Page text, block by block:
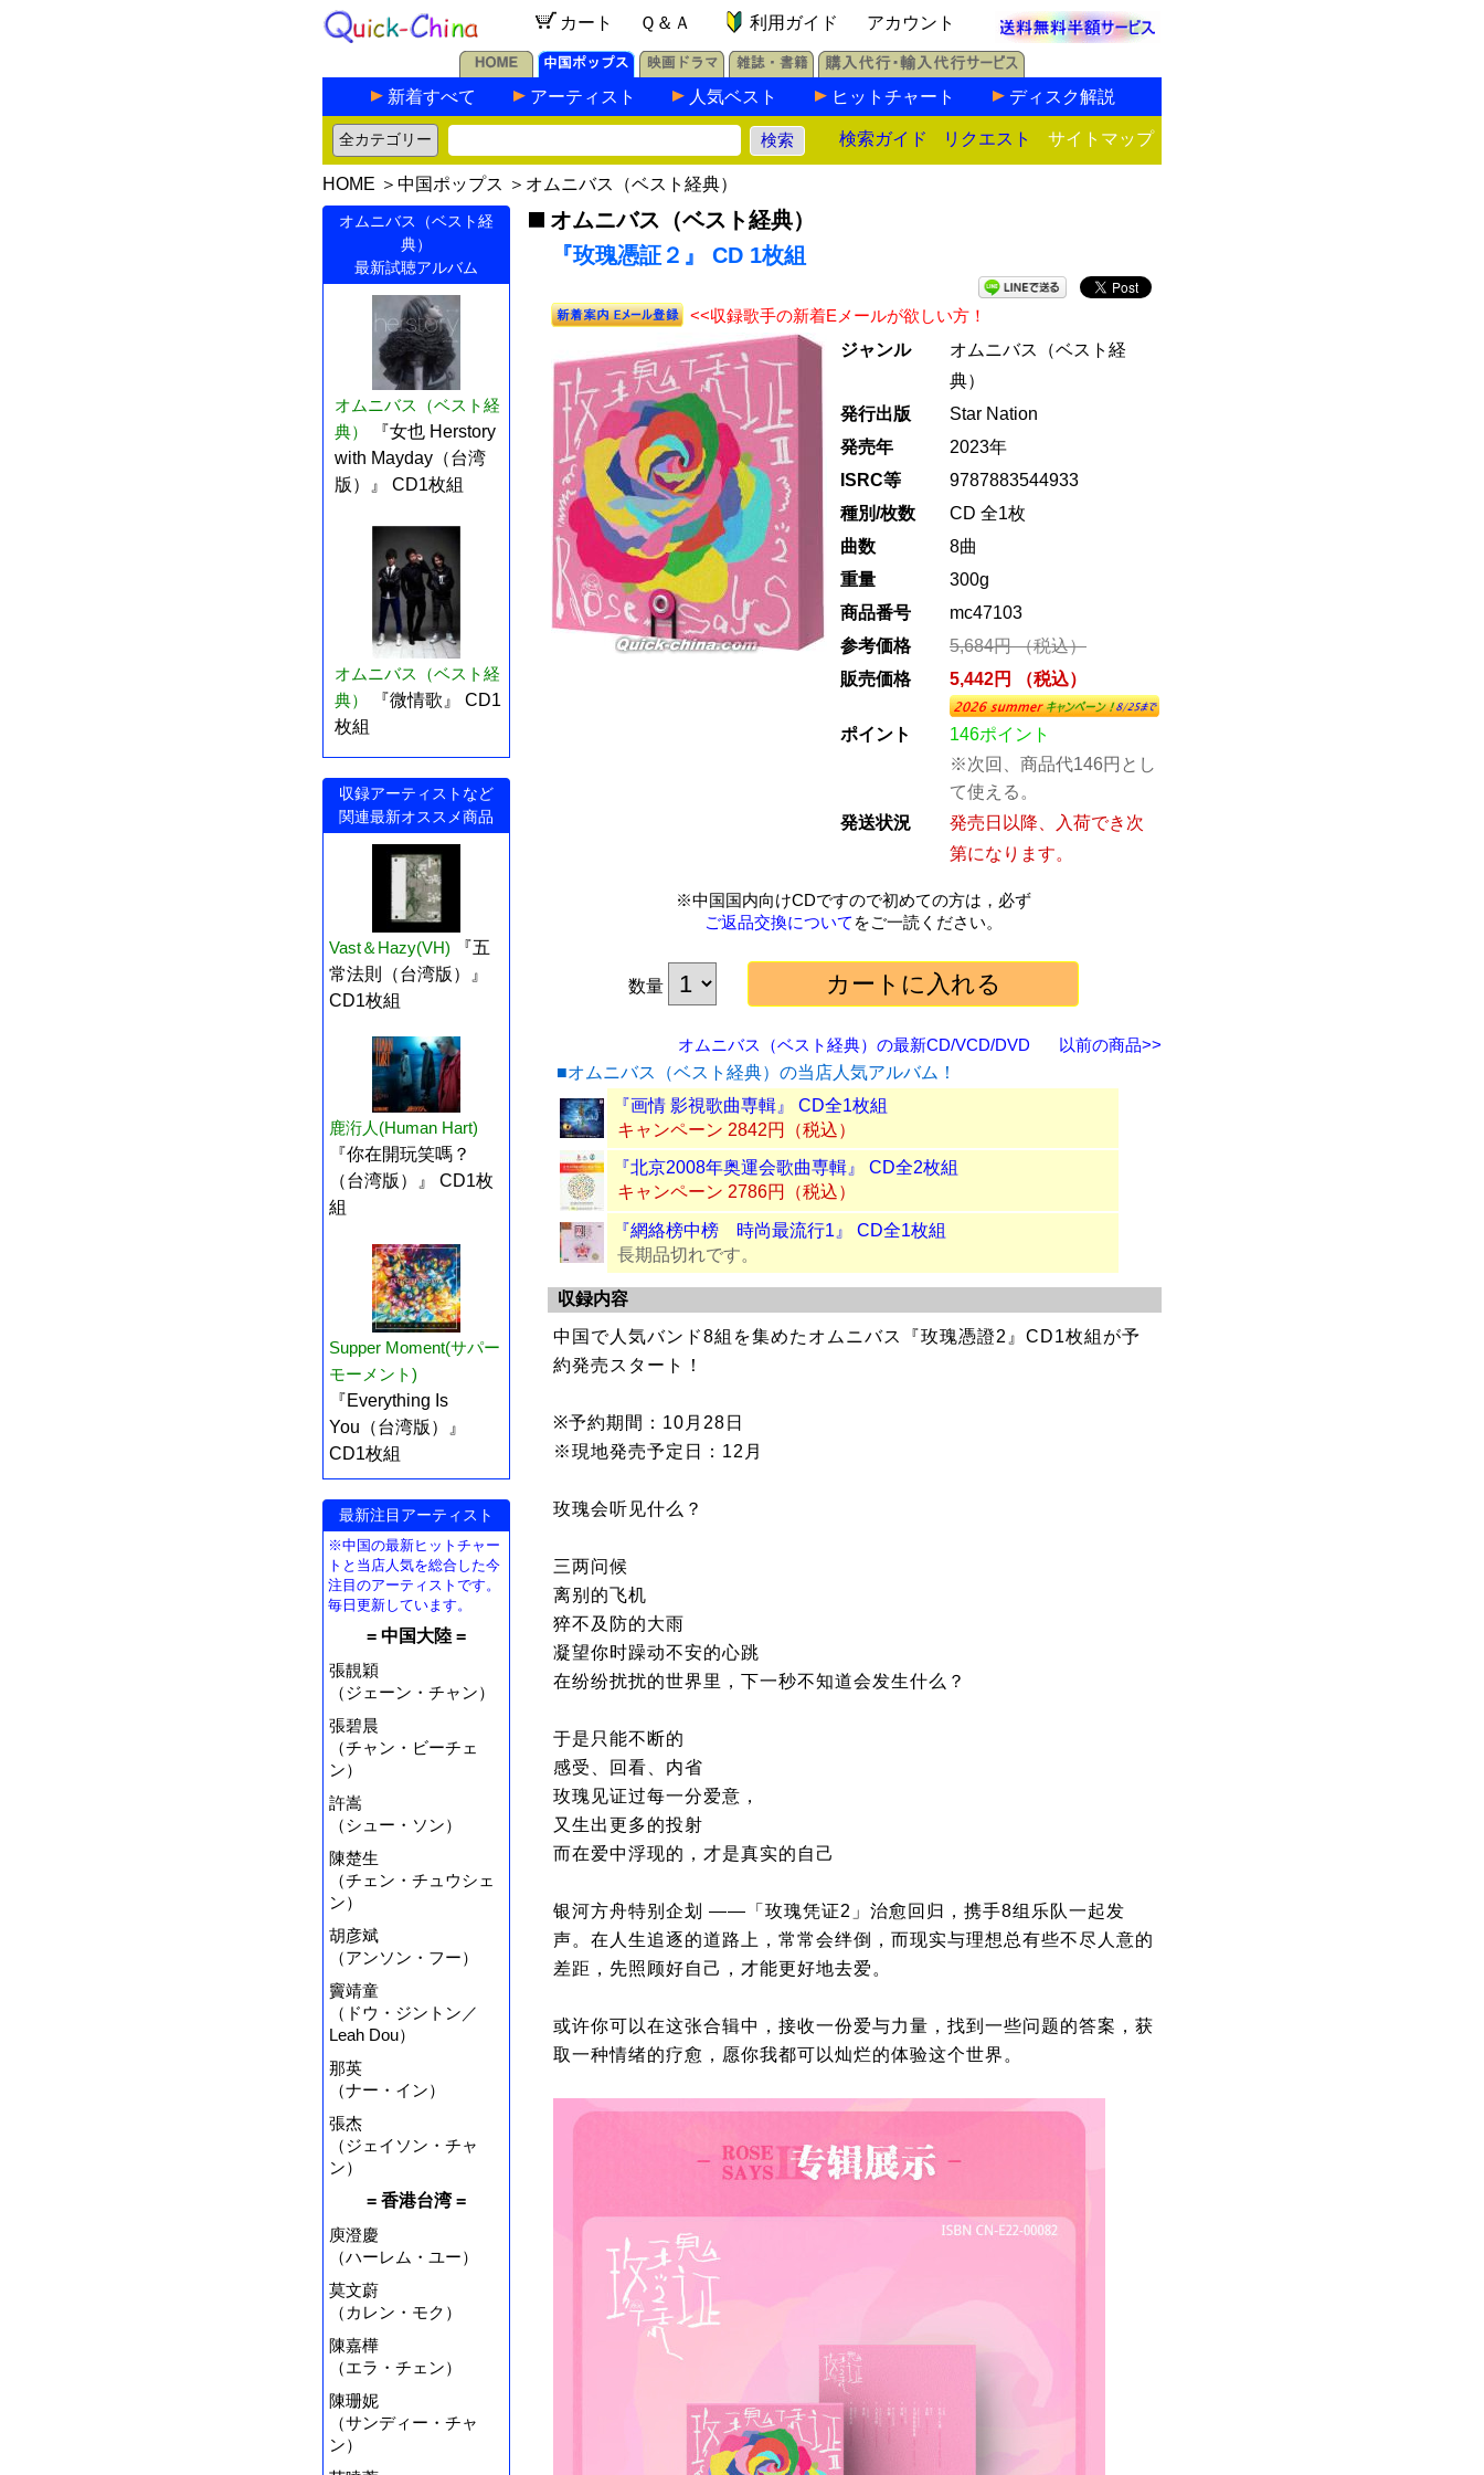
カート Ｑ＆Ａ 利用ガイド アカウント
新着すべて アーティスト 人気ベスト ヒットチャート ディスク解説
検索ガイド リクエスト サイトマップ
HOME ＞ 中国ポップス ＞ オムニバス（ベスト経典）
オムニバス（ベスト経
典）
最新試聴アルバム
オムニバス（ベスト経
典）
『女也 Herstory
with Mayday（台湾
版）』 CD1枚組
オムニバス（ベスト経
典）
『微情歌』 CD1
枚組
収録アーティストなど
関連最新オススメ商品
Vast＆Hazy(VH)
『五
常法則（台湾版）』
CD1枚組
鹿洐人(Human Hart)
『你在開玩笑嗎？
（台湾版）』 CD1枚
組
Supper Moment(サパー
モーメント)
『Everything Is
You（台湾版）』
CD1枚組
最新注目アーティスト
※中国の最新ヒットチャー
トと当店人気を総合した今
注目のアーティストです。
毎日更新しています。
= 中国大陸 =
張靚穎
（ジェーン・チャン）
張碧晨
（チャン・ビーチェ
ン）
許嵩
（シュー・ソン）
陳楚生
（チェン・チュウシェ
ン）
胡彦斌
（アンソン・フー）
竇靖童
（ドウ・ジントン／
Leah Dou）
那英
（ナー・イン）
張杰
（ジェイソン・チャ
ン）
= 香港台湾 =
庾澄慶
（ハーレム・ユー）
莫文蔚
（カレン・モク）
陳嘉樺
（エラ・チェン）
陳珊妮
（サンディー・チャ
ン）
オムニバス（ベスト経典）
『玫瑰憑証２』 CD 1枚組
<<収録歌手の新着Eメールが欲しい方！
ジャンル
オムニバス（ベスト経
典）
発行出版
Star Nation
発売年
2023年
ISRC等
9787883544933
種別/枚数
CD 全1枚
曲数
8曲
重量
300g
商品番号
mc47103
参考価格
5,684円 （税込）
販売価格
5,442円 （税込）
ポイント
146ポイント
※次回、商品代146円とし
て使える。
発送状況
発売日以降、入荷でき次
第になります。
※中国国内向けCDですので初めての方は，必ず
ご返品交換について をご一読ください。
数量
以前の商品>>
オムニバス（ベスト経典）の最新CD/VCD/DVD
■オムニバス（ベスト経典）の当店人気アルバム！
『画情 影視歌曲専輯』 CD全1枚組
キャンペーン 2842円（税込）
『北京2008年奥運会歌曲専輯』 CD全2枚組
キャンペーン 2786円（税込）
『網絡榜中榜 時尚最流行1』 CD全1枚組
長期品切れです。
収録内容
中国で人気バンド8組を集めたオムニバス『玫瑰憑證2』CD1枚組が予
約発売スタート！
※予約期間：10月28日
※現地発売予定日：12月
玫瑰会听见什么？
三两问候
离别的飞机
猝不及防的大雨
凝望你时躁动不安的心跳
在纷纷扰扰的世界里，下一秒不知道会发生什么？
于是只能不断的
感受、回看、内省
玫瑰见证过每一分爱意，
又生出更多的投射
而在爱中浮现的，才是真实的自己
银河方舟特别企划 ——「玫瑰凭证2」治愈回归，携手8组乐队一起发
声。在人生追逐的道路上，常常会绊倒，而现实与理想总有些不尽人意的
差距，先照顾好自己，才能更好地去爱。
或许你可以在这张合辑中，接收一份爱与力量，找到一些问题的答案，获
取一种情绪的疗愈，愿你我都可以灿烂的体验这个世界。